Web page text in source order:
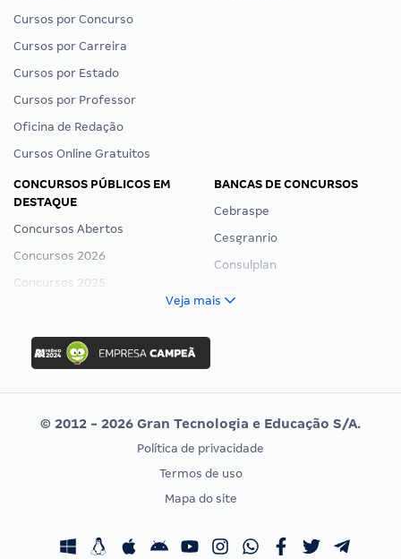
Cursos por Concurso
Cursos por Carreira
Cursos por Estado
Cursos por Professor
Oficina de Redação
Cursos Online Gratuitos
CONCURSOS PÚBLICOS EM
DESTAQUE
Concursos Abertos
Concursos 2026
Concursos 2025
Concurso Ibama
Concurso MPU
Editais publicados
BANCAS DE CONCURSOS
Cebraspe
Cesgranrio
Consulplan
Vunesp
CONCURSOS POR PROFISSÃO
Concursos Fiscais
EXAME DE ORDEM
Calendário OAB
Veja mais
© 2012 - 2026 Gran Tecnologia e Educação S/A.
Política de privacidade
Termos de uso
Mapa do site